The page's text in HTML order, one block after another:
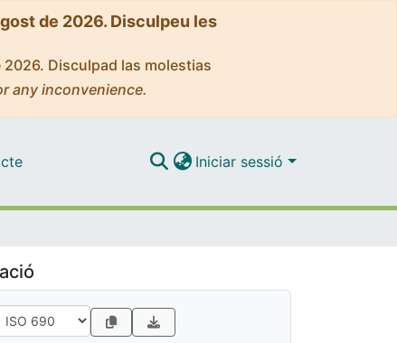
de 2026. Disculpeu les
Disculpad las molestias
any inconvenience.
Iniciar sessió